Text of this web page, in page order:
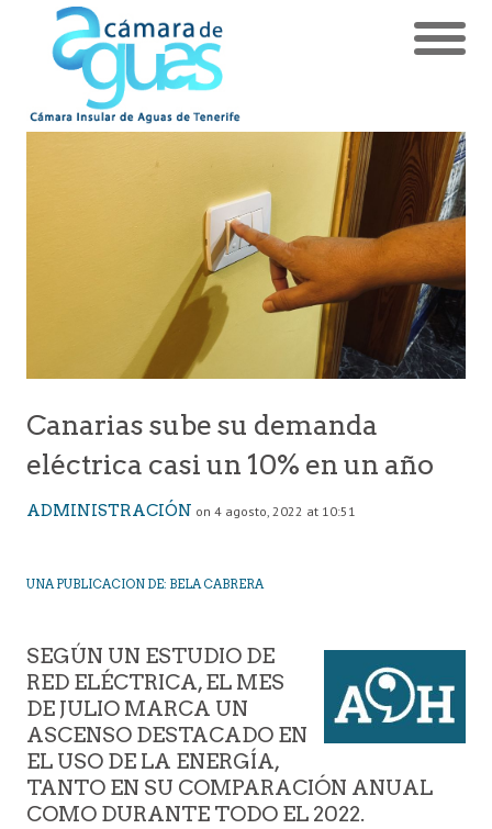
Canarias sube su demanda
eléctrica casi un 10% en un año
ADMINISTRACIÓN on 4 agosto, 2022 at 10:51
UNA PUBLICACION DE: BELA CABRERA
SEGÚN UN ESTUDIO DE
RED ELÉCTRICA, EL MES
DE JULIO MARCA UN
ASCENSO DESTACADO EN
EL USO DE LA ENERGÍA,
TANTO EN SU COMPARACIÓN ANUAL
COMO DURANTE TODO EL 2022.